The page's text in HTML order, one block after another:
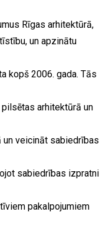
Rīgas arhitektūrā,
un apzinātu
kopš 2006. gada. Tās
arhitektūrā un
veicināt sabiedrības
sabiedrības izpratni
pakalpojumiem